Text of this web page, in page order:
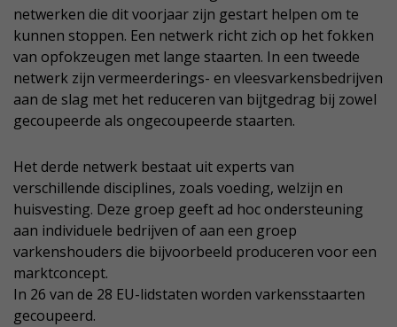
netwerken die dit voorjaar zijn gestart helpen om te
kunnen stoppen. Een netwerk richt zich op het fokken
van opfokzeugen met lange staarten. In een tweede
netwerk zijn vermeerderings- en vleesvarkensbedrijven
aan de slag met het reduceren van bijtgedrag bij zowel
gecoupeerde als ongecoupeerde staarten.
Het derde netwerk bestaat uit experts van
verschillende disciplines, zoals voeding, welzijn en
huisvesting. Deze groep geeft ad hoc ondersteuning
aan individuele bedrijven of aan een groep
varkenshouders die bijvoorbeeld produceren voor een
marktconcept.
In 26 van de 28 EU-lidstaten worden varkensstaarten
gecoupeerd.